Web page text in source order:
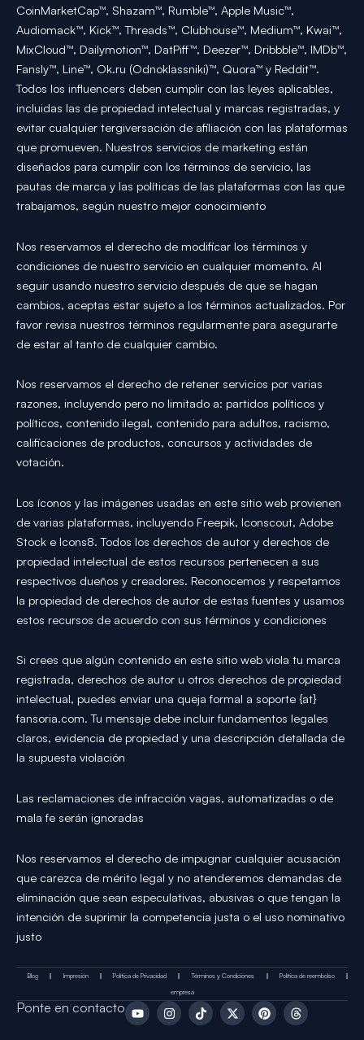
CoinMarketCap™, Shazam™, Rumble™, Apple Music™,
Audiomack™, Kick™, Threads™, Clubhouse™, Medium™, Kwai™,
MixCloud™, Dailymotion™, DatPiff™, Deezer™, Dribbble™, IMDb™,
Fansly™, Line™, Ok.ru (Odnoklassniki)™, Quora™ y Reddit™.
Todos los influencers deben cumplir con las leyes aplicables,
incluidas las de propiedad intelectual y marcas registradas, y
evitar cualquier tergiversación de afiliación con las plataformas
que promueven. Nuestros servicios de marketing están
diseñados para cumplir con los términos de servicio, las
pautas de marca y las políticas de las plataformas con las que
trabajamos, según nuestro mejor conocimiento
Nos reservamos el derecho de modificar los términos y
condiciones de nuestro servicio en cualquier momento. Al
seguir usando nuestro servicio después de que se hagan
cambios, aceptas estar sujeto a los términos actualizados. Por
favor revisa nuestros términos regularmente para asegurarte
de estar al tanto de cualquier cambio.
Nos reservamos el derecho de retener servicios por varias
razones, incluyendo pero no limitado a: partidos políticos y
políticos, contenido ilegal, contenido para adultos, racismo,
calificaciones de productos, concursos y actividades de
votación.
Los íconos y las imágenes usadas en este sitio web provienen
de varias plataformas, incluyendo Freepik, Iconscout, Adobe
Stock e Icons8. Todos los derechos de autor y derechos de
propiedad intelectual de estos recursos pertenecen a sus
respectivos dueños y creadores. Reconocemos y respetamos
la propiedad de derechos de autor de estas fuentes y usamos
estos recursos de acuerdo con sus términos y condiciones
Si crees que algún contenido en este sitio web viola tu marca
registrada, derechos de autor u otros derechos de propiedad
intelectual, puedes enviar una queja formal a soporte {at}
fansoria.com. Tu mensaje debe incluir fundamentos legales
claros, evidencia de propiedad y una descripción detallada de
la supuesta violación
Las reclamaciones de infracción vagas, automatizadas o de
mala fe serán ignoradas
Nos reservamos el derecho de impugnar cualquier acusación
que carezca de mérito legal y no atenderemos demandas de
eliminación que sean especulativas, abusivas o que tengan la
intención de suprimir la competencia justa o el uso nominativo
justo
Blog Impresión Política de Privacidad Términos y Condiciones
Política de reembolso
empresa
Ponte en contacto Y
o
u
I
n
s
T
i
k
X
-
t
P
i
n
T
h
r